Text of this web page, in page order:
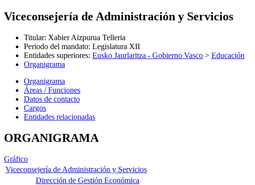
Viceconsejería de Administración y Servicios
Titular: Xabier Aizpurua Telleria
Periodo del mandato: Legislatura XII
Entidades superiores: Eusko Jaurlaritza - Gobierno Vasco > Educación
Organigrama
Organigrama
Áreas / Funciones
Datos de contacto
Cargos
Entidades relacionadas
ORGANIGRAMA
Gráfico
Viceconsejería de Administración y Servicios
Dirección de Gestión Económica